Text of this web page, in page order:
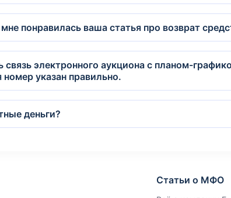
понравилась ваша статья про возврат
связь электронного аукциона с планом-
номер указан правильно.
деньги?
Статьи о МФО